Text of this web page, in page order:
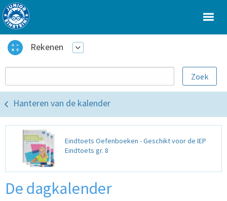
Rekenen
Hanteren van de kalender
Eindtoets Oefenboeken - Geschikt voor de IEP
Eindtoets gr. 8
De dagkalender